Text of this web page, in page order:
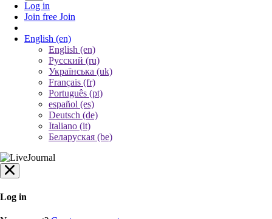
Log in
Join free Join
English (en)
English (en)
Русский (ru)
Українська (uk)
Français (fr)
Português (pt)
español (es)
Deutsch (de)
Italiano (it)
Беларуская (be)
Log in